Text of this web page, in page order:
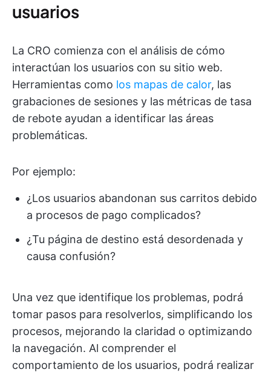
usuarios
La CRO comienza con el análisis de cómo
interactúan los usuarios con su sitio web.
Herramientas como los mapas de calor, las
grabaciones de sesiones y las métricas de tasa
de rebote ayudan a identificar las áreas
problemáticas.
Por ejemplo:
¿Los usuarios abandonan sus carritos debido
a procesos de pago complicados?
¿Tu página de destino está desordenada y
causa confusión?
Una vez que identifique los problemas, podrá
tomar pasos para resolverlos, simplificando los
procesos, mejorando la claridad o optimizando
la navegación. Al comprender el
comportamiento de los usuarios, podrá realizar